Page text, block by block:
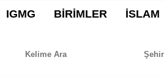
IGMG BİRİMLER İSLAM